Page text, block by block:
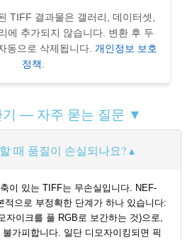
TIFF 결과물은 갤러리, 데이터셋,
에 추가되지 않습니다. 변환 후 두
동으로 삭제됩니다. 개인정보 보호
정책.
기 — 자주 묻는 질문 ▼
때 품질이 손실되나요?
이 있는 TIFF는 무손실입니다. NEF-
적으로 부정확한 단계가 하나 있습니다:
자이크를 풀 RGB로 보간하는 것)으로,
가피합니다. 일단 디모자이킹되면 픽